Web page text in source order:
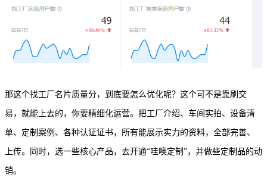
那这个找工厂名片质量分，到底要怎么优化呢？这个可不是靠刷交
易，就能上去的，你要精细化运营。把工厂介绍、车间实拍、设备清
单、定制案例、各种认证证书，所有能展示实力的资料，全部完善、
上传。同时，选一些核心产品，去开通“哇噢定制”，并做些定制品的动
销。